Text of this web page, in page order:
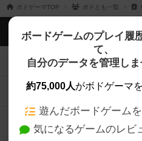
ボドゲーマTOP ボドとも一覧
ボードゲームのプレイ履
て、
自分のデータを管理しま
約75,000人がボドゲーマ
遊んだボードゲーム
気になるゲームのレビ
ボドゲーマTOP
ボードゲームを検索する
ボードゲームの新着レビ
ボードゲーム会情報